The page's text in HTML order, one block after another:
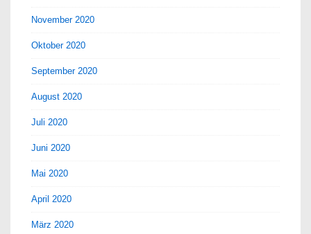
November 2020
Oktober 2020
September 2020
August 2020
Juli 2020
Juni 2020
Mai 2020
April 2020
März 2020